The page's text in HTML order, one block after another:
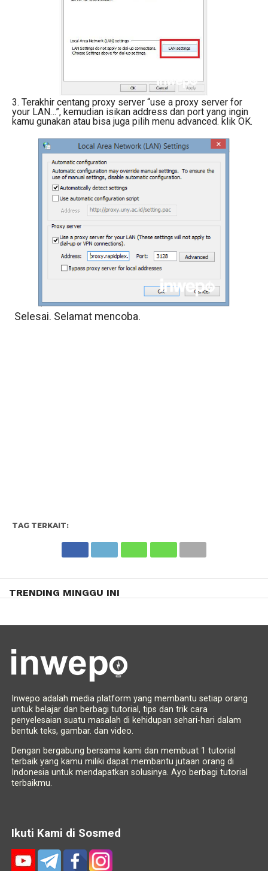
3. Terakhir centang proxy server “use a proxy server for
your LAN…”, kemudian isikan address dan port yang ingin
kamu gunakan atau bisa juga pilih menu advanced. klik OK.
Selesai. Selamat mencoba.
TAG TERKAIT:
TRENDING MINGGU INI
Inwepo adalah media platform yang membantu setiap orang
untuk belajar dan berbagi tutorial, tips dan trik cara
penyelesaian suatu masalah di kehidupan sehari-hari dalam
bentuk teks, gambar. dan video.
Dengan bergabung bersama kami dan membuat 1 tutorial
terbaik yang kamu miliki dapat membantu jutaan orang di
Indonesia untuk mendapatkan solusinya. Ayo berbagi tutorial
terbaikmu.
Ikuti Kami di Sosmed